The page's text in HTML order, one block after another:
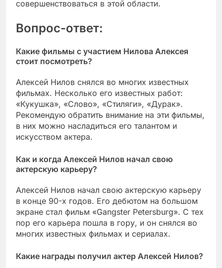
совершенствоваться в этой области.
Вопрос-ответ:
Какие фильмы с участием Нилова Алексея
стоит посмотреть?
Алексей Нилов снялся во многих известных
фильмах. Несколько его известных работ:
«Кукушка», «Слово», «Стиляги», «Дурак».
Рекомендую обратить внимание на эти фильмы,
в них можно насладиться его талантом и
искусством актера.
Как и когда Алексей Нилов начал свою
актерскую карьеру?
Алексей Нилов начал свою актерскую карьеру
в конце 90-х годов. Его дебютом на большом
экране стал фильм «Gangster Petersburg». С тех
пор его карьера пошла в гору, и он снялся во
многих известных фильмах и сериалах.
Какие награды получил актер Алексей Нилов?